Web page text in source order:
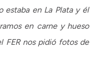
estaba en La Plata y él
en carne y hueso
FER nos pidió fotos de